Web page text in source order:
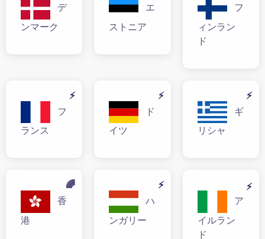
デ
ンマーク
エ
ストニア
フ
ィンラン
ド
フ
ランス
⚡
ド
イツ
⚡
ギ
リシャ
⚡
香
港
🌈
ハ
ンガリー
⚡
ア
イルラン
ド
⚡